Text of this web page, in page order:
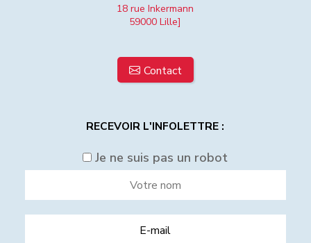
18 rue Inkermann
59000 Lille]
Contact
RECEVOIR L'INFOLETTRE :
Je ne suis pas un robot